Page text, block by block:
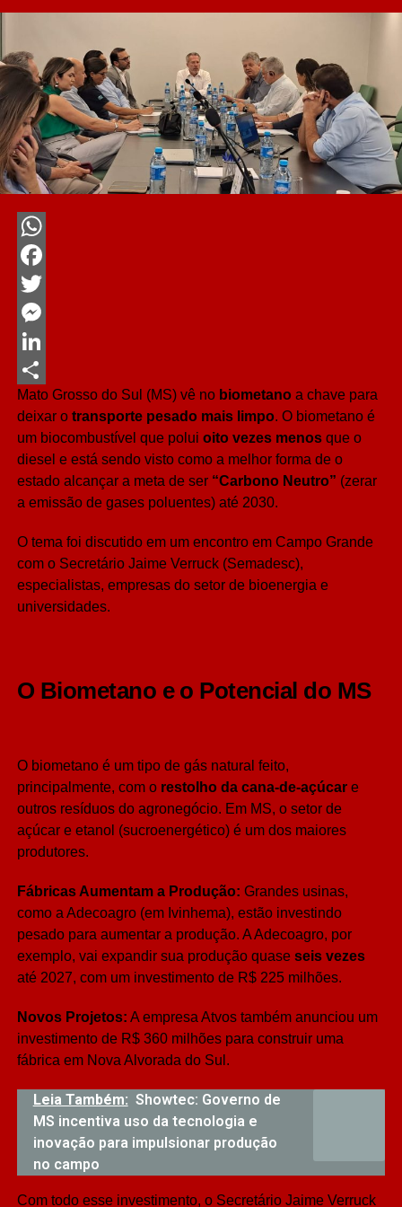
WhatsApp
Facebook
Twitter
Messenger
LinkedIn
Share
Mato Grosso do Sul (MS) vê no biometanoa chave para
deixar o transporte pesado mais limpo. O biometano é
um biocombustível que polui oito vezes menosque o
diesel e está sendo visto como a melhor forma de o
estado alcançar a meta de ser “Carbono Neutro” (zerar
a emissão de gases poluentes) até 2030.
O tema foi discutido em um encontro em Campo Grande
com o Secretário Jaime Verruck (Semadesc),
especialistas, empresas do setor de bioenergia e
universidades.
O Biometano e o Potencial do MS
O biometano é um tipo de gás natural feito,
principalmente, com o restolho da cana-de-açúcare
outros resíduos do agronegócio. Em MS, o setor de
açúcar e etanol (sucroenergético) é um dos maiores
produtores.
Fábricas Aumentam a Produção: Grandes usinas,
como a Adecoagro (em Ivinhema), estão investindo
pesado para aumentar a produção. A Adecoagro, por
exemplo, vai expandir sua produção quase seis vezes
até 2027, com um investimento de R$ 225 milhões.
Novos Projetos: A empresa Atvos também anunciou um
investimento de R$ 360 milhões para construir uma
fábrica em Nova Alvorada do Sul.
Leia Também: Showtec: Governo de
MS incentiva uso da tecnologia e
inovação para impulsionar produção
no campo
Com todo esse investimento, o Secretário Jaime Verruck